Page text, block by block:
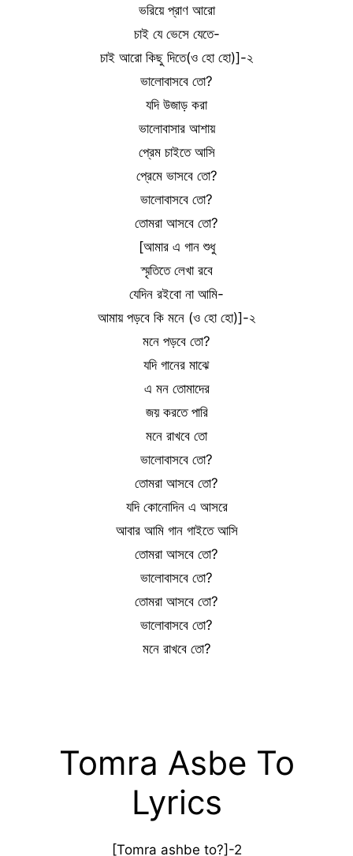
ভরিয়ে প্রাণ আরো
চাই যে ভেসে যেতে-
চাই আরো কিছু দিতে(ও হো হো)]-২
ভালোবাসবে তো?
যদি উজাড় করা
ভালোবাসার আশায়
প্রেম চাইতে আসি
প্রেমে ভাসবে তো?
ভালোবাসবে তো?
তোমরা আসবে তো?
[আমার এ গান শুধু
স্মৃতিতে লেখা রবে
যেদিন রইবো না আমি-
আমায় পড়বে কি মনে (ও হো হো)]-২
মনে পড়বে তো?
যদি গানের মাঝে
এ মন তোমাদের
জয় করতে পারি
মনে রাখবে তো
ভালোবাসবে তো?
তোমরা আসবে তো?
যদি কোনোদিন এ আসরে
আবার আমি গান গাইতে আসি
তোমরা আসবে তো?
ভালোবাসবে তো?
তোমরা আসবে তো?
ভালোবাসবে তো?
মনে রাখবে তো?
Tomra Asbe To
Lyrics
[Tomra ashbe to?]-2